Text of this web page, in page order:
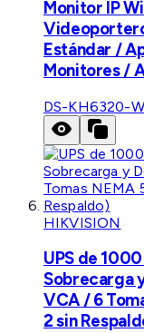
Monitor IP
Estándar /
Monitores /
DS-KH6320-
HIKVISION
UPS de
Sobrecarga
VCA / 6
2 sin